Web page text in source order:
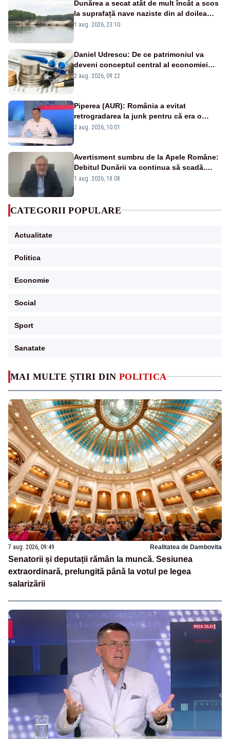
MAI MULTE ȘTIRI DIN POLITICA
7 aug. 2026, 09:49 Realitatea de Dambovita
Senatorii și deputații rămân la muncă. Sesiunea
extraordinară, prelungită până la votul pe legea
salarizării
Dunărea a secat atât de mult încât a scos
la suprafață nave naziste din al doilea
război mondial
1 aug. 2026, 23:10
Daniel Udrescu: De ce patrimoniul va
deveni conceptul central al economiei
viitoare?
2 aug. 2026, 09:22
Piperea (AUR): România a evitat
retrogradarea la junk pentru că era o
catastrofă pentru bănci și fondurile de
2 aug. 2026, 10:01
Avertisment sumbru de la Apele Române:
Debitul Dunării va continua să scadă.
Cernavodă s-ar putea închide în 4 zile
1 aug. 2026, 18:08
CATEGORII POPULARE
Actualitate
Politica
Economie
Social
Sport
Sanatate